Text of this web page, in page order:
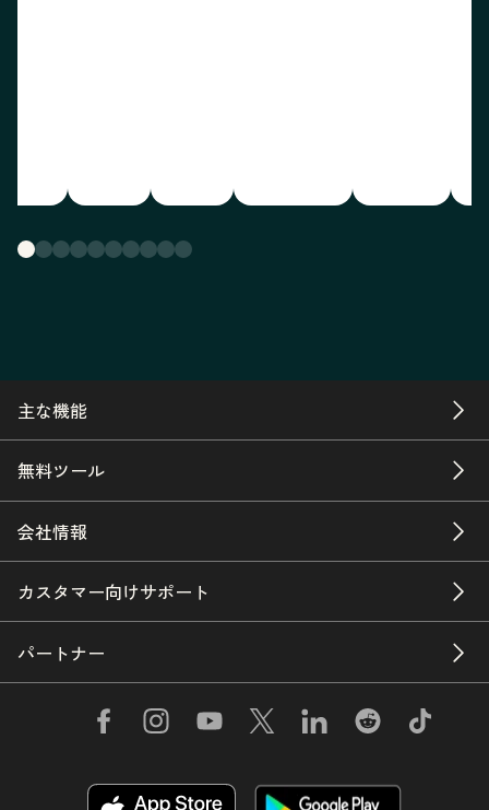
主な機能
無料ツール
会社情報
カスタマー向けサポート
パートナー